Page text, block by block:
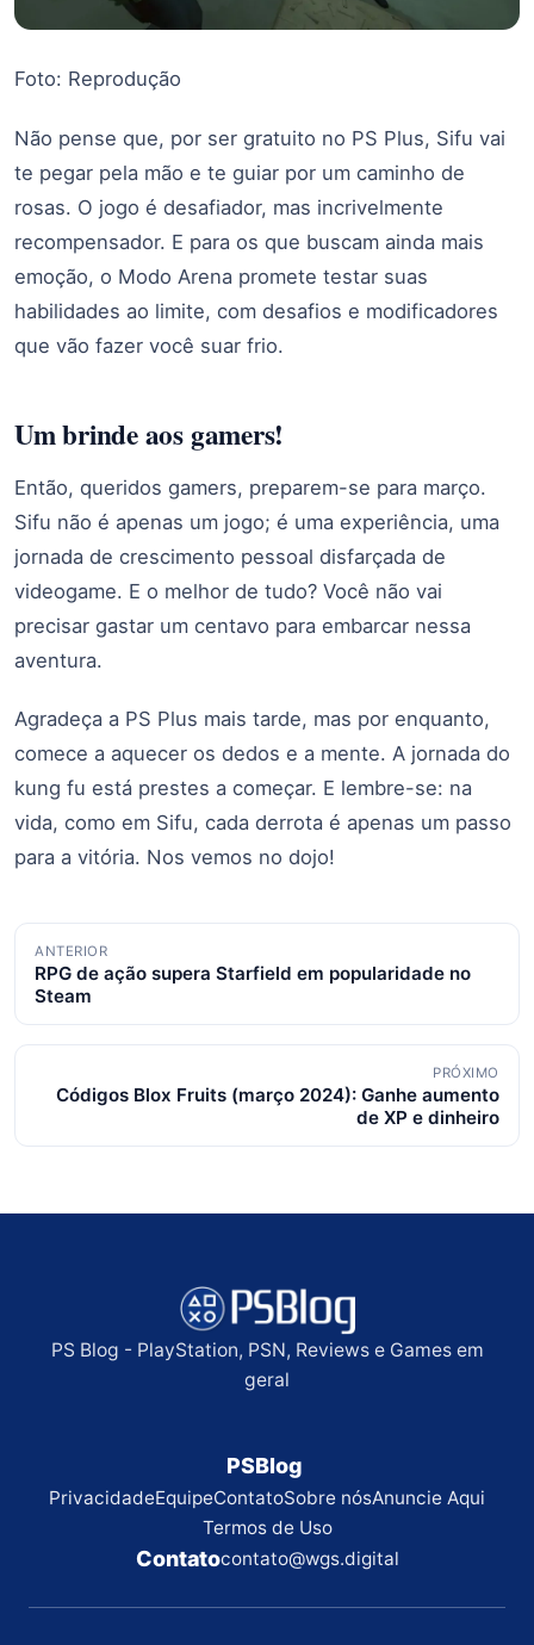
Foto: Reprodução
Não pense que, por ser gratuito no PS Plus, Sifu vai
te pegar pela mão e te guiar por um caminho de
rosas. O jogo é desafiador, mas incrivelmente
recompensador. E para os que buscam ainda mais
emoção, o Modo Arena promete testar suas
habilidades ao limite, com desafios e modificadores
que vão fazer você suar frio.
Um brinde aos gamers!
Então, queridos gamers, preparem-se para março.
Sifu não é apenas um jogo; é uma experiência, uma
jornada de crescimento pessoal disfarçada de
videogame. E o melhor de tudo? Você não vai
precisar gastar um centavo para embarcar nessa
aventura.
Agradeça a PS Plus mais tarde, mas por enquanto,
comece a aquecer os dedos e a mente. A jornada do
kung fu está prestes a começar. E lembre-se: na
vida, como em Sifu, cada derrota é apenas um passo
para a vitória. Nos vemos no dojo!
Navegação
de
posts
ANTERIOR
RPG de ação supera Starfield em popularidade no
Steam
PRÓXIMO
Códigos Blox Fruits (março 2024): Ganhe aumento
de XP e dinheiro
PS Blog - PlayStation, PSN, Reviews e Games em
geral
PSBlog
PrivacidadeEquipeContatoSobre nósAnuncie Aqui
Termos de Uso
Contatocontato@wgs.digital